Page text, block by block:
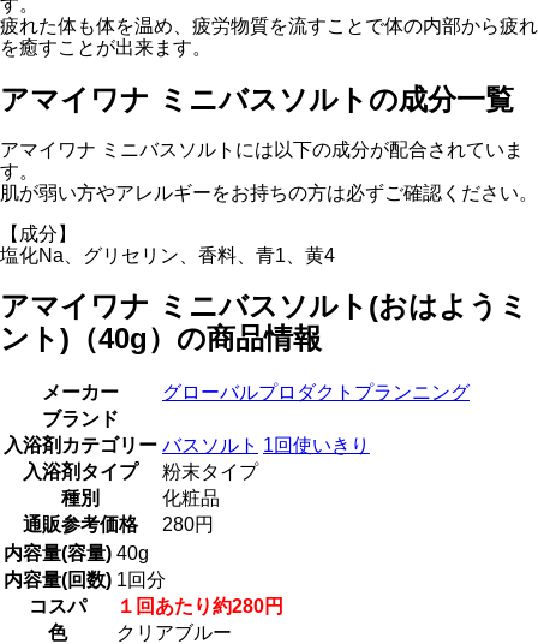
疲れた体も体を温め、疲労物質を流すことで体の内部から疲れ
を癒すことが出来ます。
アマイワナ ミニバスソルトの成分一覧
アマイワナ ミニバスソルトには以下の成分が配合されていま
す。
肌が弱い方やアレルギーをお持ちの方は必ずご確認ください。
【成分】
塩化Na、グリセリン、香料、青1、黄4
アマイワナ ミニバスソルト(おはようミ
ント)（40g）の商品情報
メーカー
グローバルプロダクトプランニング
ブランド
入浴剤カテゴリー バスソルト 1回使いきり
入浴剤タイプ
粉末タイプ
種別
化粧品
通販参考価格
280円
内容量(容量) 40g
内容量(回数) 1回分
コスパ
１回あたり約280円
色
クリアブルー